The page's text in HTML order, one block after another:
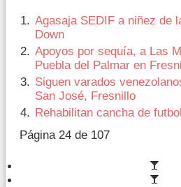
Agasaja SEDIF a niñez de
Down
Apoyos por sequía, a Las
Puebla del Palmar en
Siguen varados
San José, Fresnillo
Rehabilitan cancha de
Página 24 de 107